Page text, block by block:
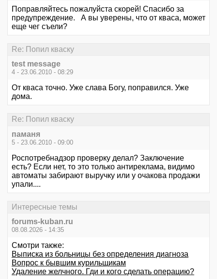
Поправляйтесь пожалуйста скорей! Спасибо за
предупреждение. А вы уверены, что от кваса, может
еще чег съели?
Re: Попил кваску
test message
4 - 23.06.2010 - 08:29
От кваса точно. Уже слава Богу, поправился. Уже
дома.
Re: Попил кваску
паманя
5 - 23.06.2010 - 09:00
Роспотребнадзор проверку делал? Заключение
есть? Если нет, то это только антиреклама, видимо
автоматы забирают выручку или у очакова продажи
упали....
Интересные темы
forums-kuban.ru
08.08.2026 - 14:35
Смотри также:
Выписка из больницы без определения диагноза
Вопрос к бывшим курильщикам
Удаление желчного. Гди и кого сделать операцию?